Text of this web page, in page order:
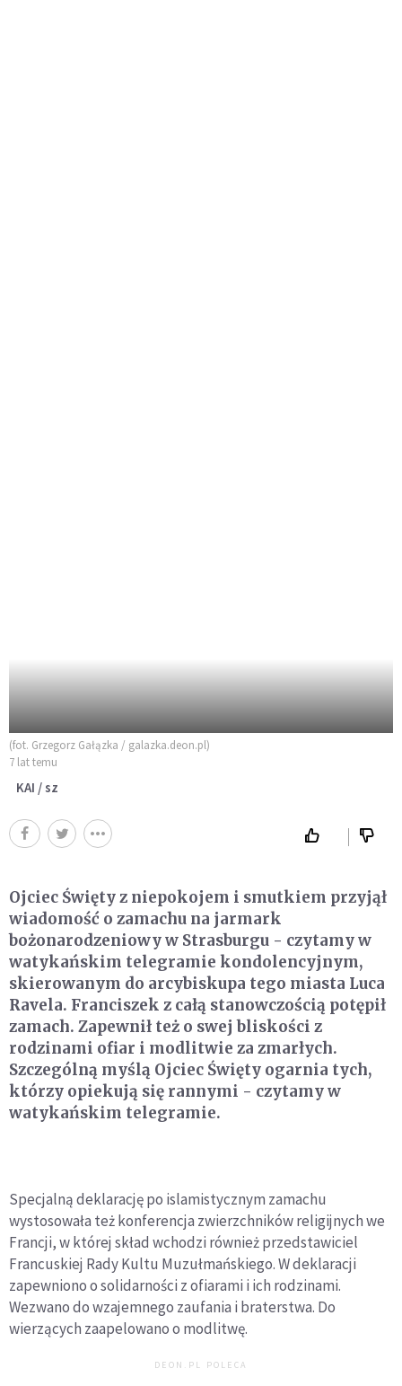
(fot. Grzegorz Gałązka / galazka.deon.pl)
7 lat temu
KAI / sz
Ojciec Święty z niepokojem i smutkiem przyjął
wiadomość o zamachu na jarmark
bożonarodzeniowy w Strasburgu - czytamy w
watykańskim telegramie kondolencyjnym,
skierowanym do arcybiskupa tego miasta Luca
Ravela. Franciszek z całą stanowczością potępił
zamach. Zapewnił też o swej bliskości z
rodzinami ofiar i modlitwie za zmarłych.
Szczególną myślą Ojciec Święty ogarnia tych,
którzy opiekują się rannymi - czytamy w
watykańskim telegramie.
Specjalną deklarację po islamistycznym zamachu
wystosowała też konferencja zwierzchników religijnych we
Francji, w której skład wchodzi również przedstawiciel
Francuskiej Rady Kultu Muzułmańskiego. W deklaracji
zapewniono o solidarności z ofiarami i ich rodzinami.
Wezwano do wzajemnego zaufania i braterstwa. Do
wierzących zaapelowano o modlitwę.
DEON.PL POLECA